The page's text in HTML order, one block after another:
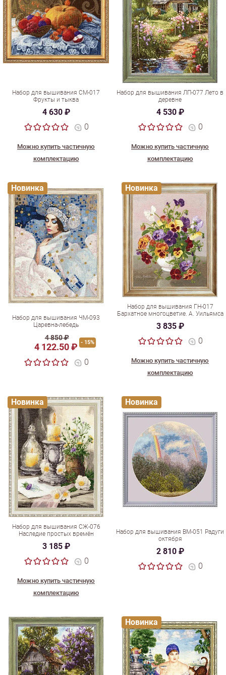
Набор для вышивания СМ-017
Фрукты и тыква
4 630 ₽
0
Можно купить частичную
комплектацию
Набор для вышивания ЛП-077 Лето в
деревне
4 530 ₽
0
Можно купить частичную
комплектацию
Набор для вышивания ЧМ-093
Царевна-лебедь
4 850 ₽
4 122.50 ₽ - 15%
0
Новинка
Набор для вышивания ГН-017
Бархатное многоцветие. А. Уильямса
3 835 ₽
0
Можно купить частичную
комплектацию
Новинка
Набор для вышивания СЖ-076
Наследие простых времён
3 185 ₽
0
Можно купить частичную
комплектацию
Новинка
Набор для вышивания ВМ-051 Радуги
октября
2 810 ₽
0
Новинка
Новинка